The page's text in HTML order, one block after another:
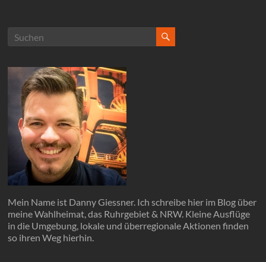
Mein Name ist Danny Giessner. Ich schreibe hier im Blog über
meine Wahlheimat, das Ruhrgebiet & NRW. Kleine Ausflüge
in die Umgebung, lokale und überregionale Aktionen finden
so ihren Weg hierhin.